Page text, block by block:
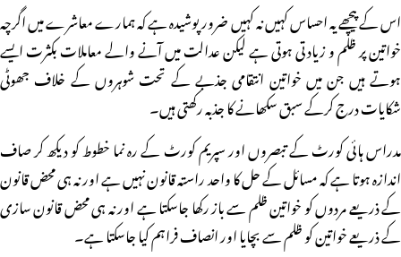
اس کے پیچھے یہ احساس کہیں نہ کہیں ضرور پوشیدہ ہے کہ ہمارے معاشرے میں اگرچہ
خواتین پر ظلم و زیادتی ہوتی ہے لیکن عدالت میں آنے والے معاملات بکثرت ایسے
ہوتے ہیں جن میں خواتین انتقامی جذبے کے تحت شوہروں کے خلاف جھوٹی
شکایات درج کرکے سبق سکھانے کا جذبہ رکھتی ہیں۔
مدراس ہائی کورٹ کے تبصروں اور سپریم کورٹ کے رہ نما خطوط کو دیکھ کر صاف
اندازہ ہوتا ہے کہ مسائل کے حل کا واحد راستہ قانون نہیں ہے اور نہ ہی محض قانون
کے ذریعے مردوں کو خواتین ظلم سے باز رکھا جاسکتا ہے اور نہ ہی محض قانون سازی
کے ذریعے خواتین کو ظلم سے بچایا اور انصاف فراہم کیا جاسکتا ہے۔